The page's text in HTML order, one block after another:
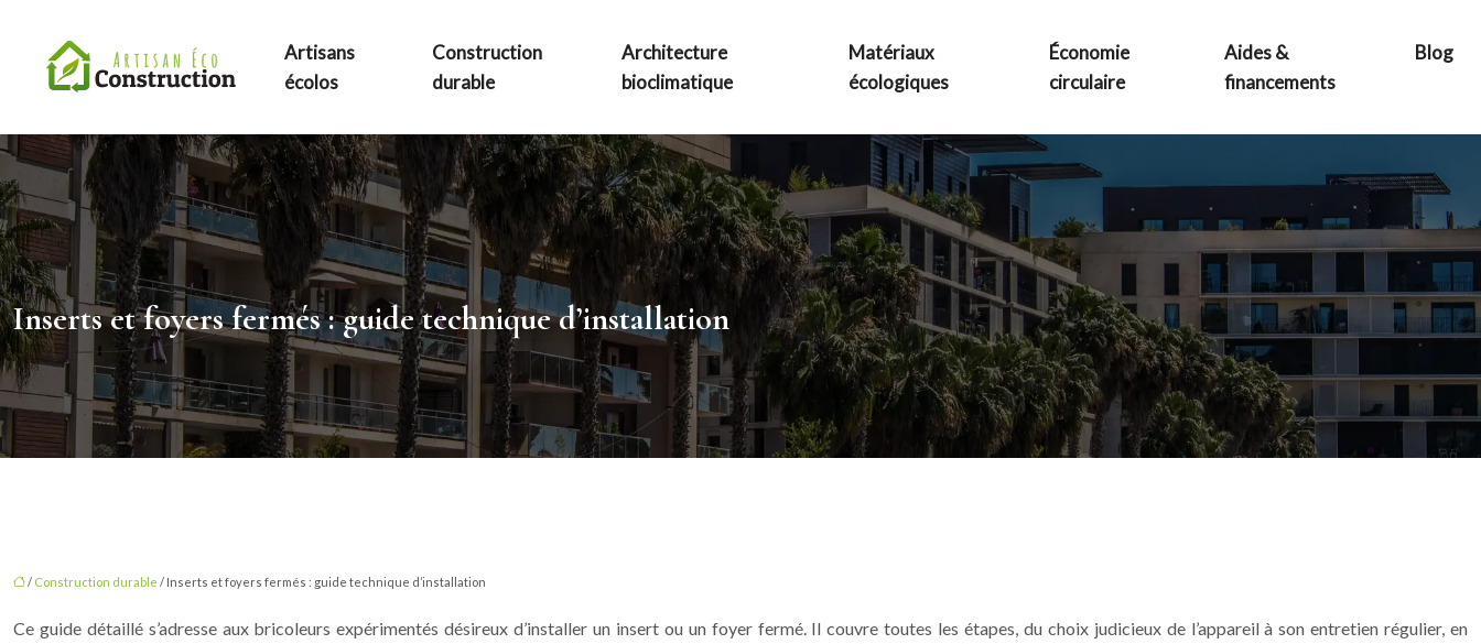
Artisans
écolos
Construction
durable
Architecture
bioclimatique
Matériaux
écologiques
Économie
circulaire
Aides &
financements
Blog
Inserts et foyers fermés : guide technique d’installation
/ Construction durable / Inserts et foyers fermés : guide technique d’installation
Ce guide détaillé s’adresse aux bricoleurs expérimentés désireux d’installer un insert ou un foyer fermé. Il couvre toutes les étapes, du choix judicieux de l’appareil à son entretien régulier, en